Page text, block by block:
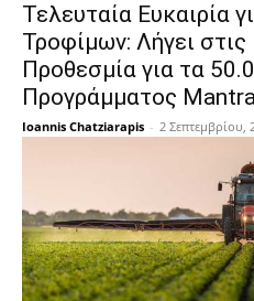
Τελευταία Ευκαιρία
Τροφίμων: Λήγει
Προθεσμία για τα
Προγράμματος
Ioannis Chatziarapis - 2 Σεπτεμβρίου,